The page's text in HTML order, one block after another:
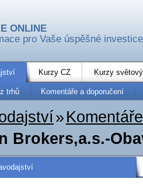
ONLINE
pro Vaše úspěšné investice
Kurzy CZ Kurzy
trhů Komentáře a doporučení
»
Brokers,a.s.-